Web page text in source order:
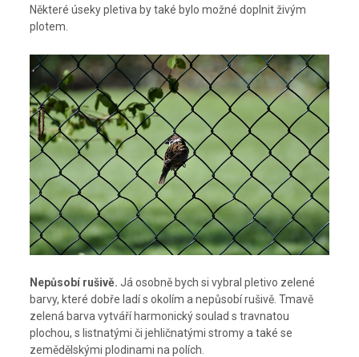
Některé úseky pletiva by také bylo možné doplnit živým
plotem.
Nepůsobí rušivě. Já osobně bych si vybral pletivo zelené
barvy, které dobře ladí s okolím a nepůsobí rušivě. Tmavě
zelená barva vytváří harmonický soulad s travnatou
plochou, s listnatými či jehličnatými stromy a také se
zemědělskými plodinami na polích.